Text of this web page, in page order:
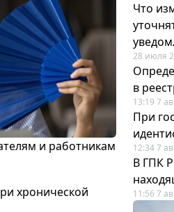
и работникам
хронической
Что
28 июля
в
13:19 7
При
12:34 7
В ГПК
11:56 7